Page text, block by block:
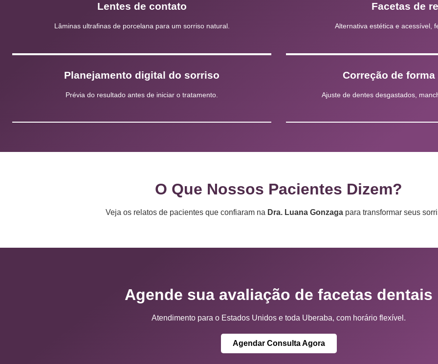
Lentes de contato
Lâminas ultrafinas de porcelana para um sorriso natural.
Facetas de
Alternativa estética e acessível,
Planejamento digital do sorriso
Prévia do resultado antes de iniciar o tratamento.
Correção de
Ajuste de dentes desgastados,
O Que Nossos Pacientes Dizem?
Veja os relatos de pacientes que confiaram na Dra. Luana Gonzaga para transformar seus
Agende sua avaliação de facetas dentais
Atendimento para o Estados Unidos e toda Uberaba, com horário flexível.
Agendar Consulta Agora